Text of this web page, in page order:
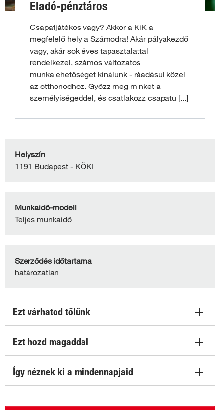
Eladó-pénztáros
Csapatjátékos vagy? Akkor a KiK a
megfelelő hely a Számodra! Akár pályakezdő
vagy, akár sok éves tapasztalattal
rendelkezel, számos változatos
munkalehetőséget kínálunk - ráadásul közel
az otthonodhoz. Győzz meg minket a
személyiségeddel, és csatlakozz csapatu [...]
Ezt várhatod tőlünk
Ezt hozd magaddal
Így néznek ki a mindennapjaid
Helyszín
1191 Budapest - KÖKI
Munkaidő-modell
Teljes munkaidő
Szerződés időtartama
határozatlan